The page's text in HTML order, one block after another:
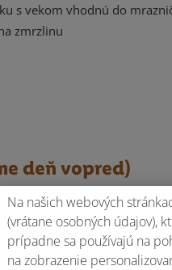
s vekom vhodnú do
zmrzlinu
deň vopred)
mlieka spolu
vtedy, keď budú všetky
Na našich webových
(vrátane osobných údajov),
prípadne sa používajú na
na zobrazenie